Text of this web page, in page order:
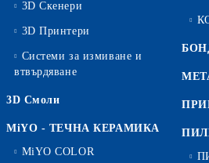
3D Скенери
3D Принтери
Системи за измиване и
втвърдяване
3D Смоли
MiYO - ТЕЧНА КЕРАМИКА
MiYO COLOR